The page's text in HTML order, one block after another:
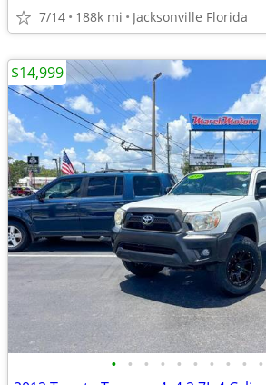
7/14 188k mi Jacksonville Florida
• • • • • • • • • •
$14,999